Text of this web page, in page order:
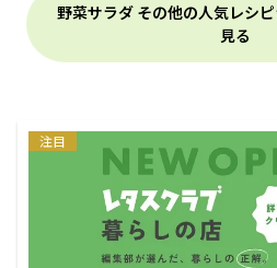
野菜サラダ その他の人気レシ
見る
注目